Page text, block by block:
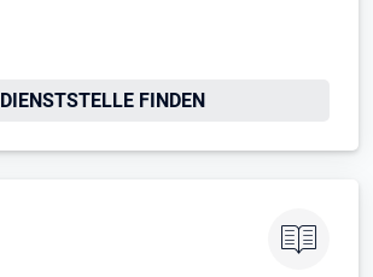
Öffnet in neuem Tab
DIENSTSTELLE FINDEN